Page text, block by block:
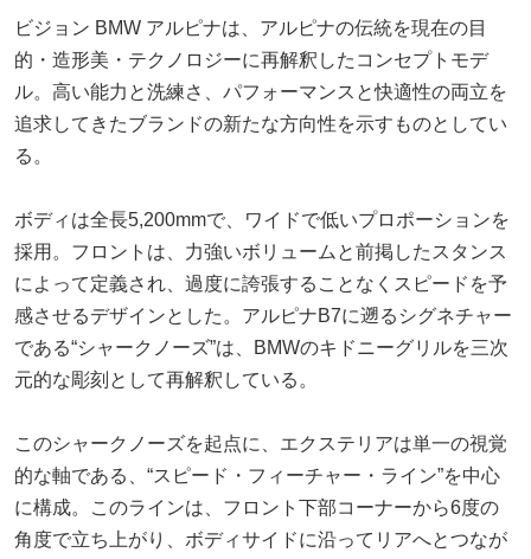
ビジョン BMW アルピナは、アルピナの伝統を現在の目
的・造形美・テクノロジーに再解釈したコンセプトモデ
ル。高い能力と洗練さ、パフォーマンスと快適性の両立を
追求してきたブランドの新たな方向性を示すものとしてい
る。
ボディは全長5,200mmで、ワイドで低いプロポーションを
採用。フロントは、力強いボリュームと前掲したスタンス
によって定義され、過度に誇張することなくスピードを予
感させるデザインとした。アルピナB7に遡るシグネチャー
である“シャークノーズ”は、BMWのキドニーグリルを三次
元的な彫刻として再解釈している。
このシャークノーズを起点に、エクステリアは単一の視覚
的な軸である、“スピード・フィーチャー・ライン”を中心
に構成。このラインは、フロント下部コーナーから6度の
角度で立ち上がり、ボディサイドに沿ってリアへとつなが